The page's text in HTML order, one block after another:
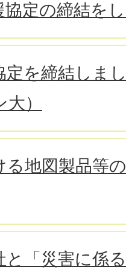
協定の締結を
定を締結しま
）
る地図製品等
と「災害に係